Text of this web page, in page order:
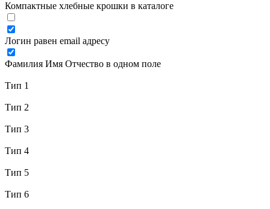
Компактные хлебные крошки в каталоге
Логин равен email адресу
Фамилия Имя Отчество в одном поле
Тип 1
Тип 2
Тип 3
Тип 4
Тип 5
Тип 6